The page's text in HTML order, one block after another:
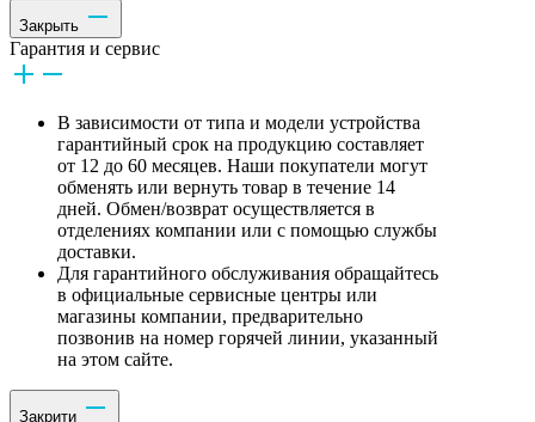
Закрыть
Гарантия и сервис
В зависимости от типа и модели устройства
гарантийный срок на продукцию составляет
от 12 до 60 месяцев. Наши покупатели могут
обменять или вернуть товар в течение 14
дней. Обмен/возврат осуществляется в
отделениях компании или с помощью службы
доставки.
Для гарантийного обслуживания обращайтесь
в официальные сервисные центры или
магазины компании, предварительно
позвонив на номер горячей линии, указанный
на этом сайте.
Закрити